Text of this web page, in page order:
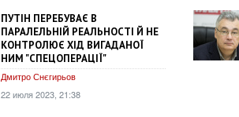
ПУТІН ПЕРЕБУВАЄ В
ПАРАЛЕЛЬНІЙ РЕАЛЬНОСТІ Й НЕ
КОНТРОЛЮЄ ХІД ВИГАДАНОЇ
НИМ "СПЕЦОПЕРАЦІЇ"
Дмитро Снєгирьов
22 июля 2023, 21:38